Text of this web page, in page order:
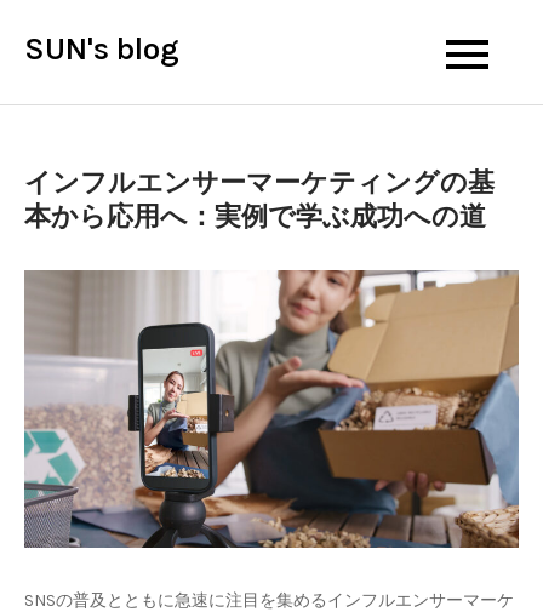
SUN's blog
インフルエンサーマーケティングの基
本から応用へ：実例で学ぶ成功への道
SNSの普及とともに急速に注目を集めるインフルエンサーマーケ